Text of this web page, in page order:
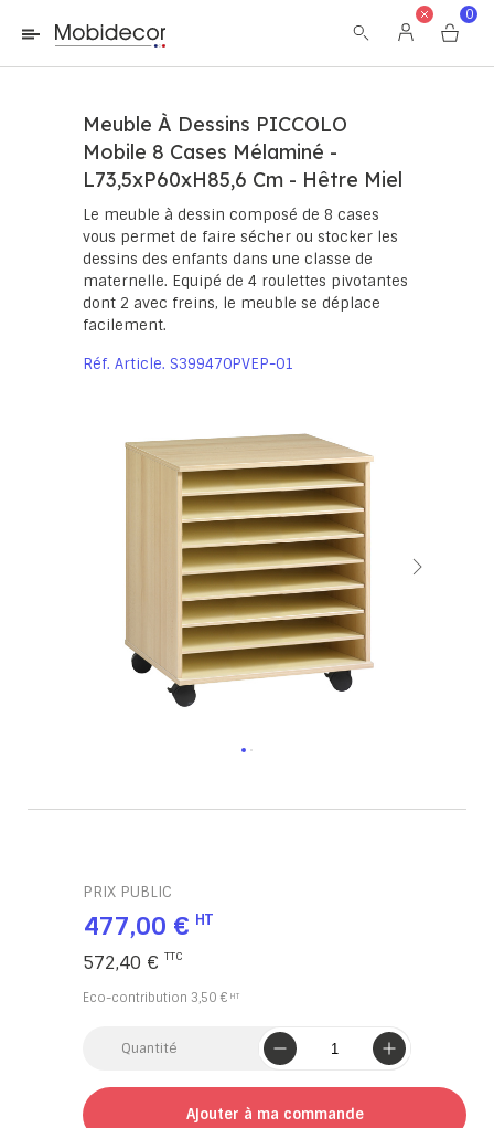
La boutique ne fonctionnera pas correctement dans le cas où
les cookies sont désactivés.
0
Meuble À Dessins PICCOLO
Mobile 8 Cases Mélaminé -
L73,5xP60xH85,6 Cm - Hêtre Miel
Le meuble à dessin composé de 8 cases
vous permet de faire sécher ou stocker les
dessins des enfants dans une classe de
maternelle. Equipé de 4 roulettes pivotantes
dont 2 avec freins, le meuble se déplace
facilement.
Réf. Article S399470PVEP-01
PRIX PUBLIC
477,00 €
572,40 €
Eco-contribution 3,50 €
Quantité
Ajouter à ma commande